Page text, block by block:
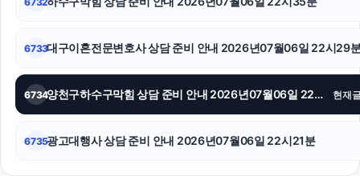
6733대구이혼전문변호사 상담 준비 안내 2026년07월06일 22시29
6734 양천구하수구막힘 상담 준비 안내 2026년07월06일 22시25분 현재
6735광고대행사 상담 준비 안내 2026년07월06일 22시21분